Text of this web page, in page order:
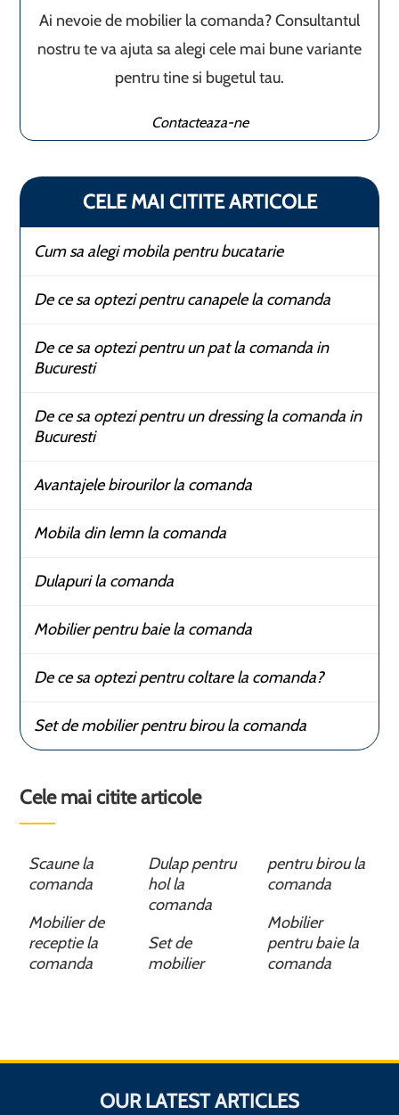
Ai nevoie de mobilier la comanda? Consultantul
nostru te va ajuta sa alegi cele mai bune variante
pentru tine si bugetul tau.
Contacteaza-ne
CELE MAI CITITE ARTICOLE
Cum sa alegi mobila pentru bucatarie
De ce sa optezi pentru canapele la comanda
De ce sa optezi pentru un pat la comanda in
Bucuresti
De ce sa optezi pentru un dressing la comanda in
Bucuresti
Avantajele birourilor la comanda
Mobila din lemn la comanda
Dulapuri la comanda
Mobilier pentru baie la comanda
De ce sa optezi pentru coltare la comanda?
Set de mobilier pentru birou la comanda
Cele mai citite articole
Scaune la
comanda
Mobilier de
receptie la
comanda
Dulap pentru
hol la
comanda
Set de
mobilier
pentru birou la
comanda
Mobilier
pentru baie la
comanda
OUR LATEST ARTICLES